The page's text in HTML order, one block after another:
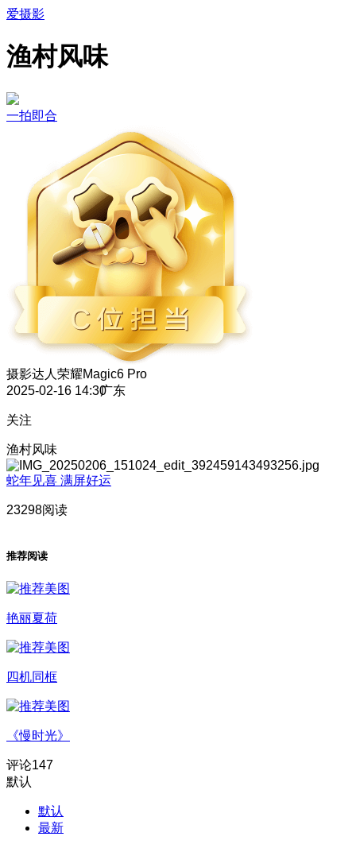
爱摄影
渔村风味
一拍即合
摄影达人 荣耀Magic6 Pro
2025-02-16 14:30广东
关注
渔村风味
蛇年见喜 满屏好运
23298阅读
推荐阅读
艳丽夏荷
四机同框
《慢时光》
评论147
默认
默认
最新